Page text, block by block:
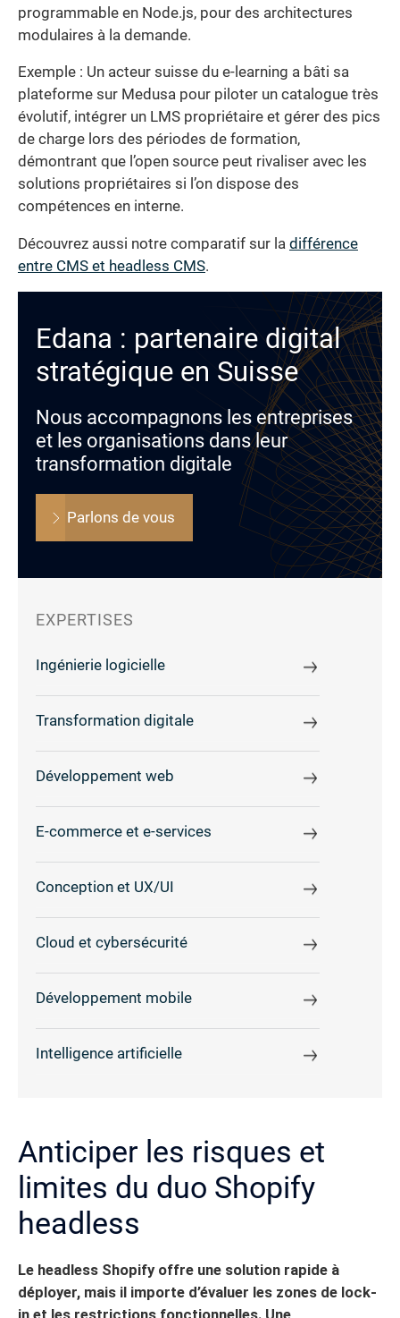
programmable en Node.js, pour des architectures
modulaires à la demande.
Exemple : Un acteur suisse du e-learning a bâti sa
plateforme sur Medusa pour piloter un catalogue très
évolutif, intégrer un LMS propriétaire et gérer des pics
de charge lors des périodes de formation,
démontrant que l’open source peut rivaliser avec les
solutions propriétaires si l’on dispose des
compétences en interne.
Découvrez aussi notre comparatif sur la différence
entre CMS et headless CMS.
Edana : partenaire digital
stratégique en Suisse
Nous accompagnons les entreprises
et les organisations dans leur
transformation digitale
Parlons de vous
EXPERTISES
Ingénierie logicielle
Transformation digitale
Développement web
E-commerce et e-services
Conception et UX/UI
Cloud et cybersécurité
Développement mobile
Intelligence artificielle
Anticiper les risques et
limites du duo Shopify
headless
Le headless Shopify offre une solution rapide à
déployer, mais il importe d’évaluer les zones de lock-